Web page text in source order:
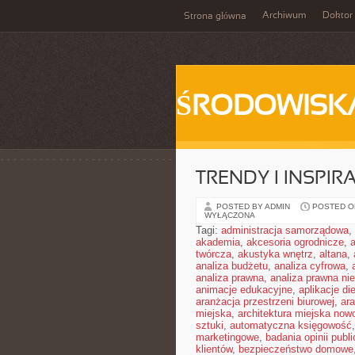
Strona główna Archiwum Doktor
TRENDY I
POSTED BY ADMIN POSTED
WYŁĄCZONA
Tagi: administracja samorządowa,
akademia, akcesoria ogrodnicze,
twórcza, akustyka wnętrz, altana,
analiza budżetu, analiza cyfrowa,
analiza prawna, analiza prawna
animacje edukacyjne, aplikacje
aranżacja przestrzeni biurowej,
miejska, architektura miejska
sztuki, automatyczna księgowość,
marketingowe, badania opinii
klientów, bezpieczeństwo domowe,